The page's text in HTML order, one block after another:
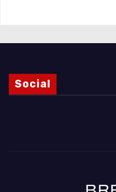
Social